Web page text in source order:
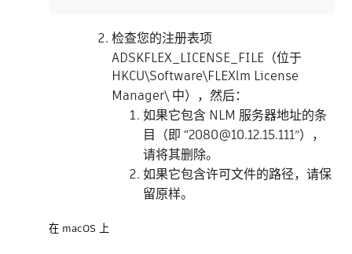
检查您的注册表项
ADSKFLEX_LICENSE_FILE（位于
HKCU\Software\FLEXlm License
Manager\ 中），然后：
如果它包含 NLM 服务器地址的条
目（即 “2080@10.12.15.111”），
请将其删除。
如果它包含许可文件的路径，请保
留原样。
在 macOS 上